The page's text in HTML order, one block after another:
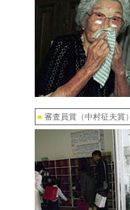
■ 審査員賞（中村征夫賞）